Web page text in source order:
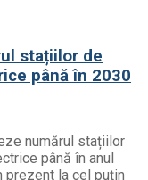
stațiilor de
până în 2030
numărul stațiilor
până în anul
la cel puțin